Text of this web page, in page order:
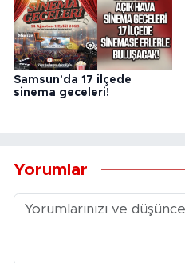
Samsun'da 17 ilçede
sinema geceleri!
Yorumlar